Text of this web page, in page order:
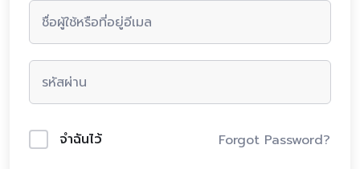
จำฉันไว้ Forgot Password?